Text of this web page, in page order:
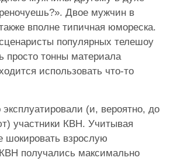
Двое мужчин в
вполне типичная юмореска.
популярных телешоу
просто тонны материала
использовать что-то
эксплуатировали (и, вероятно, до
участники КВН. Учитывая
шокировать взрослую
получались максимально